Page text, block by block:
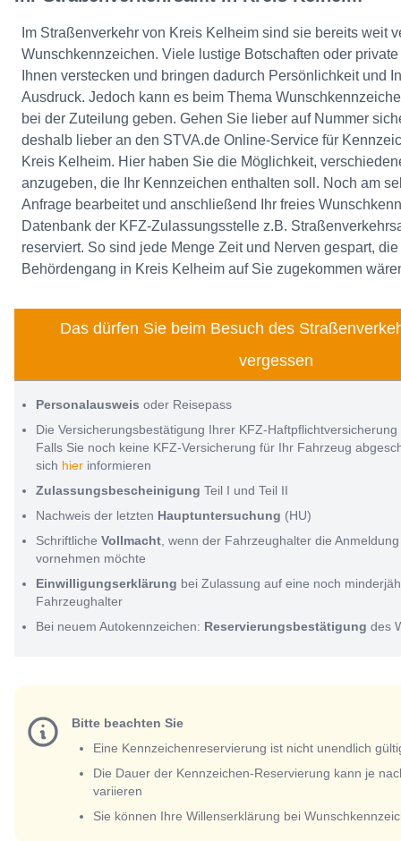
Im Straßenverkehr von Kreis Kelheim sind sie bereits weit
Wunschkennzeichen. Viele lustige Botschaften oder
Ihnen verstecken und bringen dadurch Persönlichkeit und
Ausdruck. Jedoch kann es beim Thema
bei der Zuteilung geben. Gehen Sie lieber auf Nummer
deshalb lieber an den STVA.de Online-Service für
Kreis Kelheim. Hier haben Sie die Möglichkeit,
anzugeben, die Ihr Kennzeichen enthalten soll. Noch am
Anfrage bearbeitet und anschließend Ihr freies
Datenbank der KFZ-Zulassungsstelle z.B.
reserviert. So sind jede Menge Zeit und Nerven gespart,
Behördengang in Kreis Kelheim auf Sie zugekommen
Das dürfen Sie beim Besuch des
vergessen
Personalausweis oder Reisepass
Die Versicherungsbestätigung Ihrer KFZ-
Falls Sie noch keine KFZ-Versicherung für Ihr Fahrzeug
sich hier informieren
Zulassungsbescheinigung Teil I und Teil II
Nachweis der letzten Hauptuntersuchung (HU)
Schriftliche Vollmacht , wenn der Fahrzeughalter die
vornehmen möchte
Einwilligungserklärung bei Zulassung auf eine noch
Fahrzeughalter
Bei neuem Autokennzeichen: Reservierungsbestätigung des
Bitte beachten Sie
Eine Kennzeichenreservierung ist nicht unendlich
Die Dauer der Kennzeichen-Reservierung kann je
variieren
Sie können Ihre Willenserklärung bei